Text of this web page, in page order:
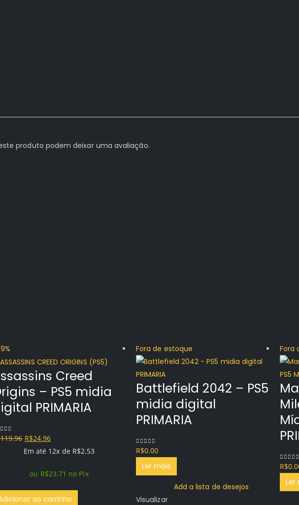
produto podem deixar uma avaliação.
Creed
– PS5 midia
PRIMARIA
of 5
119.96 O
preço
era:
R$119.96.
R$24.96O
preço
é:
R$24.96.
Em até 12x de R$2.53
ou R$23.71 no Pix
ao carrinho
Fora de estoque
Battlefield 2042 – PS5
midia digital
PRIMARIA
0out of 5
R$0.00
Ler mais
Add a lista de desejos
Visualizar
Fora
0out
R$
Ler